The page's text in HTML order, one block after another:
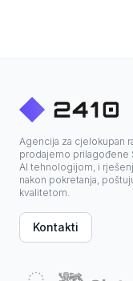
Agencija za cjelokupan
prodajemo prilagođene
AI tehnologijom, i
nakon pokretanja,
kvalitetom.
Kontakti